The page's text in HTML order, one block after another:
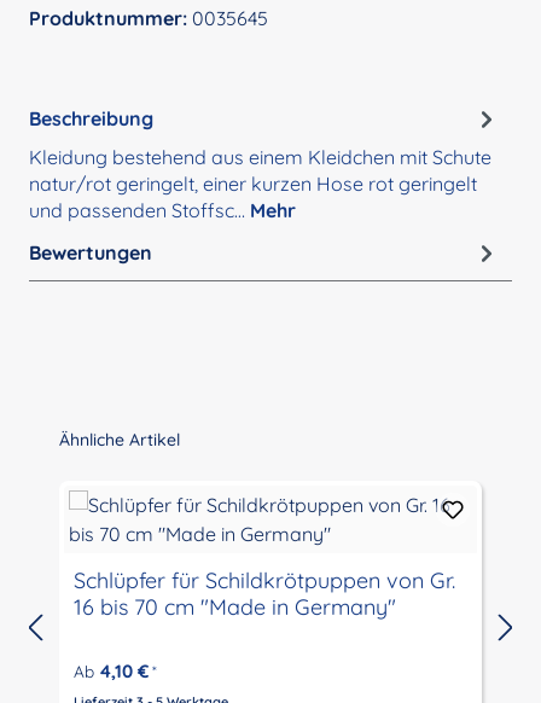
Produktnummer: 0035645
Beschreibung
Kleidung bestehend aus einem Kleidchen mit Schute
natur/rot geringelt, einer kurzen Hose rot geringelt
und passenden Stoffsc… Mehr
Bewertungen
Produktgalerie überspringen
Ähnliche Artikel
Schlüpfer für Schildkrötpuppen von Gr.
16 bis 70 cm "Made in Germany"
Ab 4,10 € *